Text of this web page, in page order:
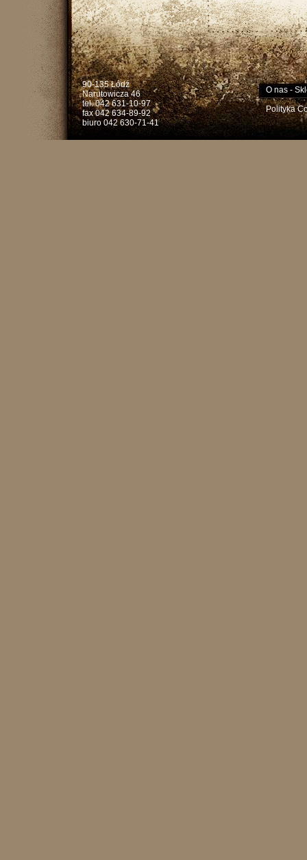
90-135 Łódź
Narutowicza 46
tel. 042 631-10-97
fax 042 634-89-92
biuro 042 630-71-41
O nas-
Polityka